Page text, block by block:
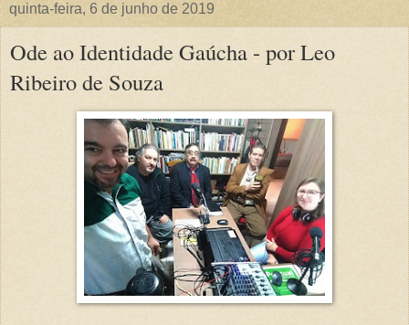
quinta-feira, 6 de junho de 2019
Ode ao Identidade Gaúcha - por Leo
Ribeiro de Souza